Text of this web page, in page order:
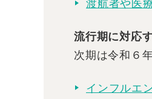
渡航者や医
流行期に対応
次期は令和６
インフルエ